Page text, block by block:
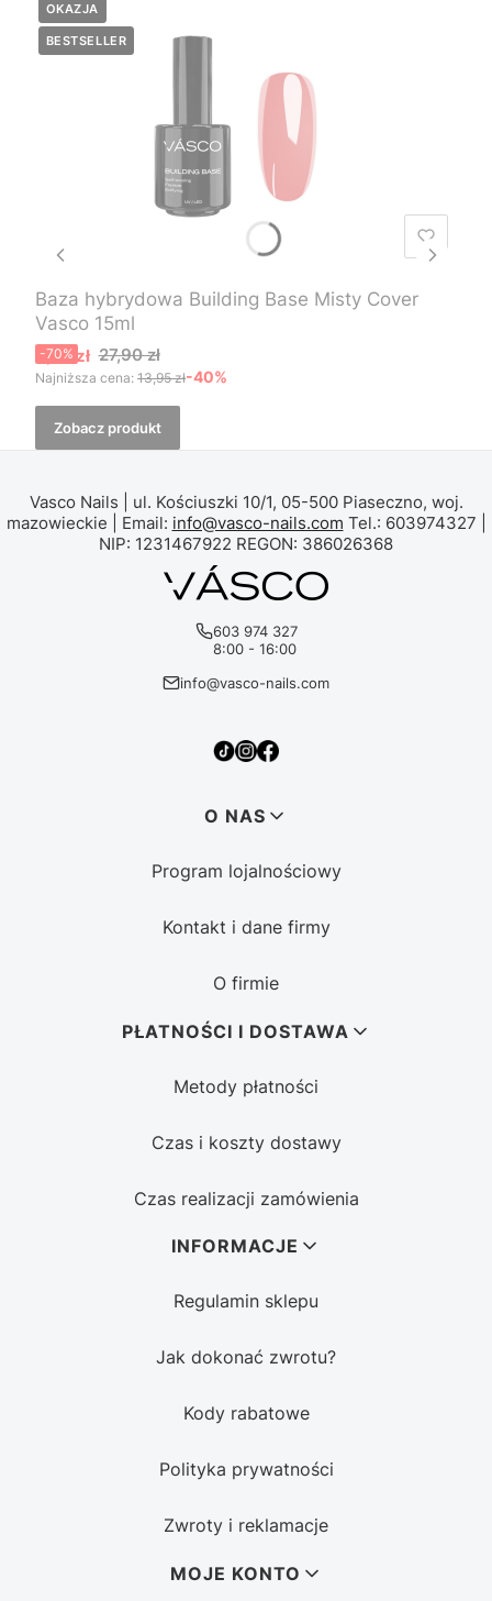
OKAZJA
BESTSELLER
Baza hybrydowa Building Base Misty Cover
Vasco 15ml
Cena promocyjna
8,37 zł 27,90 zł
-70%
Najniższa cena: 13,95 zł-40%
Zobacz produkt
Vasco Nails | ul. Kościuszki 10/1, 05-500 Piaseczno, woj.
mazowieckie | Email: info@vasco-nails.com Tel.: 603974327 |
NIP: 1231467922 REGON: 386026368
603 974 327
8:00 - 16:00
info@vasco-nails.com
O NAS
Program lojalnościowy
Kontakt i dane firmy
O firmie
PŁATNOŚCI I DOSTAWA
Metody płatności
Czas i koszty dostawy
Czas realizacji zamówienia
INFORMACJE
Regulamin sklepu
Jak dokonać zwrotu?
Kody rabatowe
Polityka prywatności
Zwroty i reklamacje
MOJE KONTO